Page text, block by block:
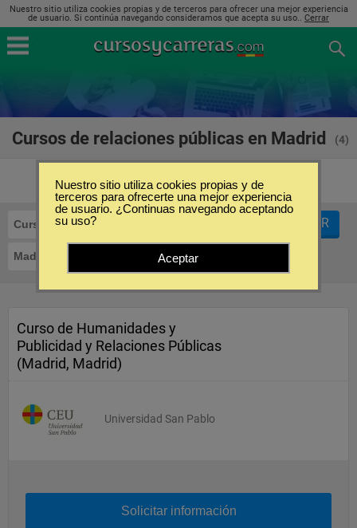
Nuestro sitio utiliza cookies propias y de terceros para ofrecer una mejor experiencia
de usuario. Si continúa navegando consideramos que acepta su uso.. Cerrar
Cursos de relaciones públicas en Madrid (4)
Cursos Relaciones Públicas
Madrid
FILTRAR
Curso de Humanidades y
Publicidad y Relaciones Públicas
(Madrid, Madrid)
Universidad San Pablo
Solicitar información
Nuestro sitio utiliza cookies propias y de
terceros para ofrecerte una mejor experiencia
de usuario. ¿Continuas navegando aceptando
su uso?
Aceptar